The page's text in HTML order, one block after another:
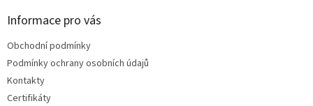
Informace pro vás
Obchodní podmínky
Podmínky ochrany osobních údajů
Kontakty
Certifikáty